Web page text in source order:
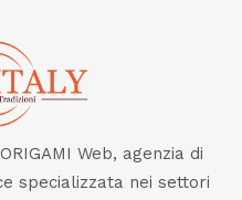
Web, agenzia di
specializzata nei settori